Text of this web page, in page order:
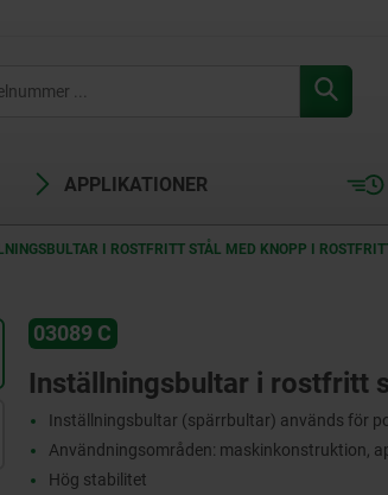
APPLIKATIONER
I ROSTFRITT STÅL MED KNOPP I
03089 C
Inställningsbultar i rostfritt
Inställningsbultar (spärrbultar) används för
Användningsområden: maskinkonstruktion,
Hög stabilitet